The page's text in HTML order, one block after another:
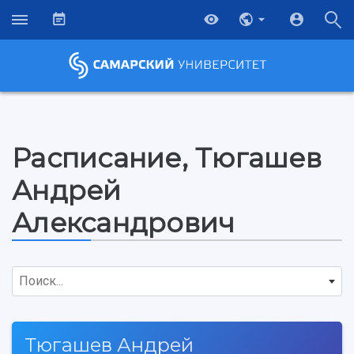
Расписание, Тюгашев
Андрей
Александрович
Поиск...
Тюгашев Андрей